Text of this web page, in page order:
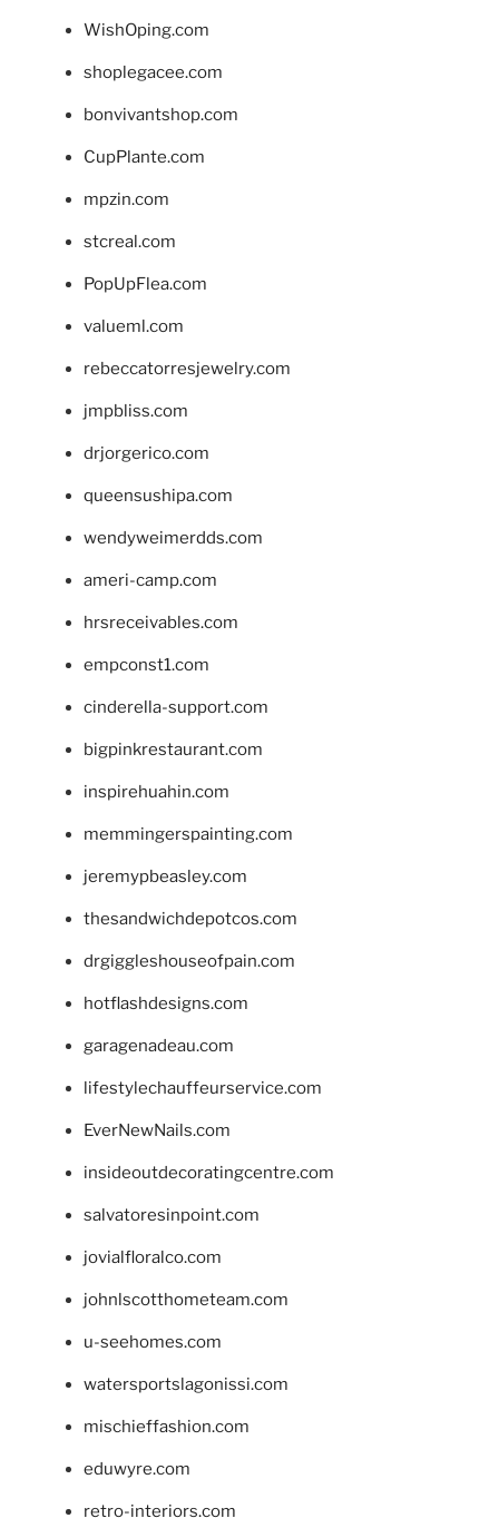
WishOping.com
shoplegacee.com
bonvivantshop.com
CupPlante.com
mpzin.com
stcreal.com
PopUpFlea.com
valueml.com
rebeccatorresjewelry.com
jmpbliss.com
drjorgerico.com
queensushipa.com
wendyweimerdds.com
ameri-camp.com
hrsreceivables.com
empconst1.com
cinderella-support.com
bigpinkrestaurant.com
inspirehuahin.com
memmingerspainting.com
jeremypbeasley.com
thesandwichdepotcos.com
drgiggleshouseofpain.com
hotflashdesigns.com
garagenadeau.com
lifestylechauffeurservice.com
EverNewNails.com
insideoutdecoratingcentre.com
salvatoresinpoint.com
jovialfloralco.com
johnlscotthometeam.com
u-seehomes.com
watersportslagonissi.com
mischieffashion.com
eduwyre.com
retro-interiors.com